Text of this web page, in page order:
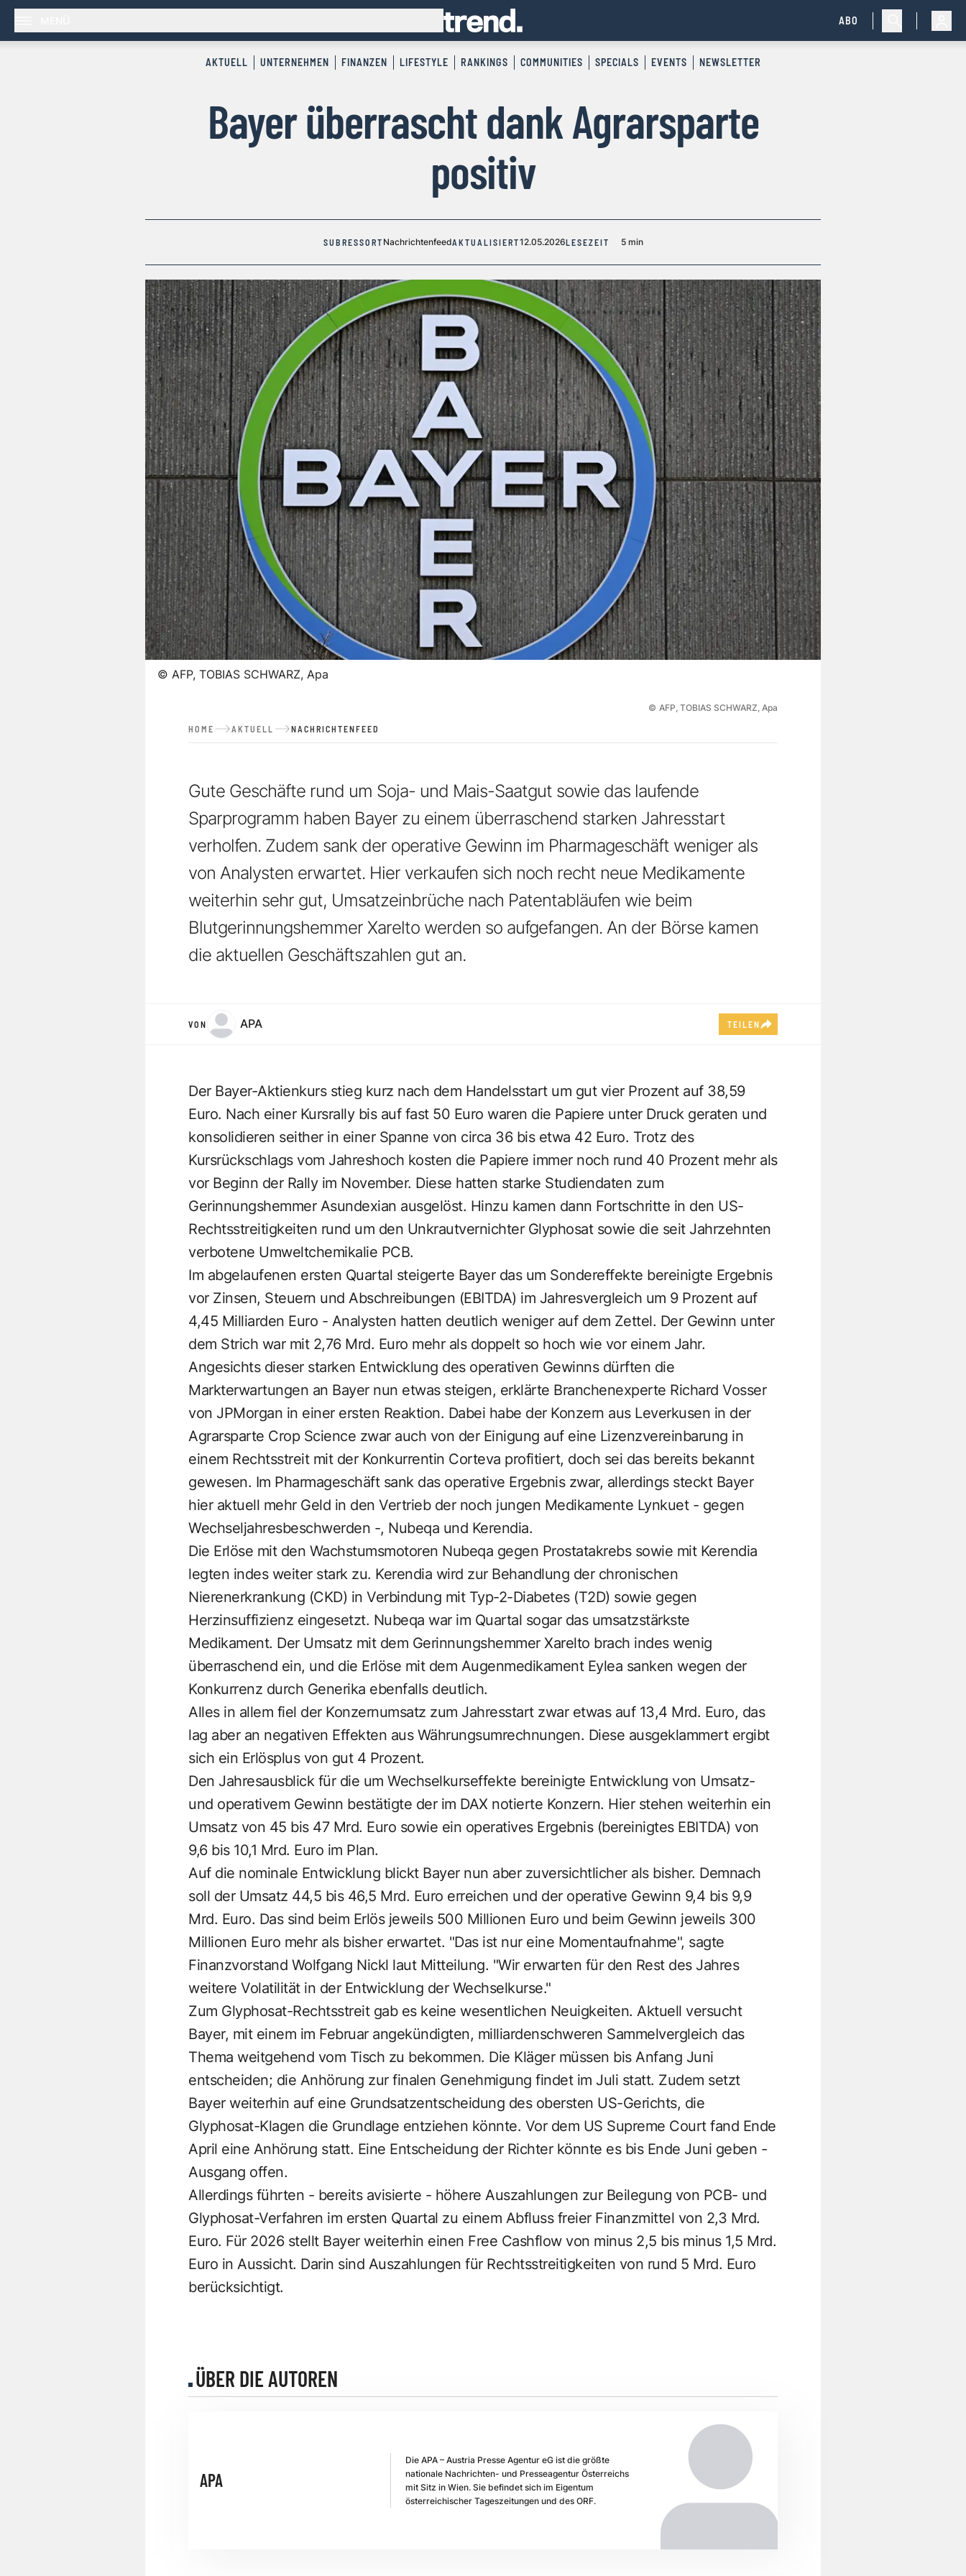
ABO
AKTUELL UNTERNEHMEN FINANZEN LIFESTYLE RANKINGS COMMUNITIES SPECIALS EVENTS NEWSLETTER
Bayer überrascht dank Agrarsparte
positiv
SUBRESSORT NachrichtenfeedAKTUALISIERT12.05.2026LESEZEIT 5 min
© AFP, TOBIAS SCHWARZ, Apa
© AFP, TOBIAS SCHWARZ, Apa
HOME AKTUELL NACHRICHTENFEED
Gute Geschäfte rund um Soja- und Mais-Saatgut sowie das laufende
Sparprogramm haben Bayer zu einem überraschend starken Jahresstart
verholfen. Zudem sank der operative Gewinn im Pharmageschäft weniger als
von Analysten erwartet. Hier verkaufen sich noch recht neue Medikamente
weiterhin sehr gut, Umsatzeinbrüche nach Patentabläufen wie beim
Blutgerinnungshemmer Xarelto werden so aufgefangen. An der Börse kamen
die aktuellen Geschäftszahlen gut an.
VON APA TEILEN
Der Bayer-Aktienkurs stieg kurz nach dem Handelsstart um gut vier Prozent auf 38,59
Euro. Nach einer Kursrally bis auf fast 50 Euro waren die Papiere unter Druck geraten und
konsolidieren seither in einer Spanne von circa 36 bis etwa 42 Euro. Trotz des
Kursrückschlags vom Jahreshoch kosten die Papiere immer noch rund 40 Prozent mehr als
vor Beginn der Rally im November. Diese hatten starke Studiendaten zum
Gerinnungshemmer Asundexian ausgelöst. Hinzu kamen dann Fortschritte in den US-
Rechtsstreitigkeiten rund um den Unkrautvernichter Glyphosat sowie die seit Jahrzehnten
verbotene Umweltchemikalie PCB.
Im abgelaufenen ersten Quartal steigerte Bayer das um Sondereffekte bereinigte Ergebnis
vor Zinsen, Steuern und Abschreibungen (EBITDA) im Jahresvergleich um 9 Prozent auf
4,45 Milliarden Euro - Analysten hatten deutlich weniger auf dem Zettel. Der Gewinn unter
dem Strich war mit 2,76 Mrd. Euro mehr als doppelt so hoch wie vor einem Jahr.
Angesichts dieser starken Entwicklung des operativen Gewinns dürften die
Markterwartungen an Bayer nun etwas steigen, erklärte Branchenexperte Richard Vosser
von JPMorgan in einer ersten Reaktion. Dabei habe der Konzern aus Leverkusen in der
Agrarsparte Crop Science zwar auch von der Einigung auf eine Lizenzvereinbarung in
einem Rechtsstreit mit der Konkurrentin Corteva profitiert, doch sei das bereits bekannt
gewesen. Im Pharmageschäft sank das operative Ergebnis zwar, allerdings steckt Bayer
hier aktuell mehr Geld in den Vertrieb der noch jungen Medikamente Lynkuet - gegen
Wechseljahresbeschwerden -, Nubeqa und Kerendia.
Die Erlöse mit den Wachstumsmotoren Nubeqa gegen Prostatakrebs sowie mit Kerendia
legten indes weiter stark zu. Kerendia wird zur Behandlung der chronischen
Nierenerkrankung (CKD) in Verbindung mit Typ-2-Diabetes (T2D) sowie gegen
Herzinsuffizienz eingesetzt. Nubeqa war im Quartal sogar das umsatzstärkste
Medikament. Der Umsatz mit dem Gerinnungshemmer Xarelto brach indes wenig
überraschend ein, und die Erlöse mit dem Augenmedikament Eylea sanken wegen der
Konkurrenz durch Generika ebenfalls deutlich.
Alles in allem fiel der Konzernumsatz zum Jahresstart zwar etwas auf 13,4 Mrd. Euro, das
lag aber an negativen Effekten aus Währungsumrechnungen. Diese ausgeklammert ergibt
sich ein Erlösplus von gut 4 Prozent.
Den Jahresausblick für die um Wechselkurseffekte bereinigte Entwicklung von Umsatz-
und operativem Gewinn bestätigte der im DAX notierte Konzern. Hier stehen weiterhin ein
Umsatz von 45 bis 47 Mrd. Euro sowie ein operatives Ergebnis (bereinigtes EBITDA) von
9,6 bis 10,1 Mrd. Euro im Plan.
Auf die nominale Entwicklung blickt Bayer nun aber zuversichtlicher als bisher. Demnach
soll der Umsatz 44,5 bis 46,5 Mrd. Euro erreichen und der operative Gewinn 9,4 bis 9,9
Mrd. Euro. Das sind beim Erlös jeweils 500 Millionen Euro und beim Gewinn jeweils 300
Millionen Euro mehr als bisher erwartet. "Das ist nur eine Momentaufnahme", sagte
Finanzvorstand Wolfgang Nickl laut Mitteilung. "Wir erwarten für den Rest des Jahres
weitere Volatilität in der Entwicklung der Wechselkurse."
Zum Glyphosat-Rechtsstreit gab es keine wesentlichen Neuigkeiten. Aktuell versucht
Bayer, mit einem im Februar angekündigten, milliardenschweren Sammelvergleich das
Thema weitgehend vom Tisch zu bekommen. Die Kläger müssen bis Anfang Juni
entscheiden; die Anhörung zur finalen Genehmigung findet im Juli statt. Zudem setzt
Bayer weiterhin auf eine Grundsatzentscheidung des obersten US-Gerichts, die
Glyphosat-Klagen die Grundlage entziehen könnte. Vor dem US Supreme Court fand Ende
April eine Anhörung statt. Eine Entscheidung der Richter könnte es bis Ende Juni geben -
Ausgang offen.
Allerdings führten - bereits avisierte - höhere Auszahlungen zur Beilegung von PCB- und
Glyphosat-Verfahren im ersten Quartal zu einem Abfluss freier Finanzmittel von 2,3 Mrd.
Euro. Für 2026 stellt Bayer weiterhin einen Free Cashflow von minus 2,5 bis minus 1,5 Mrd.
Euro in Aussicht. Darin sind Auszahlungen für Rechtsstreitigkeiten von rund 5 Mrd. Euro
berücksichtigt.
ÜBER DIE AUTOREN
APA
Die APA – Austria Presse Agentur eG ist die größte
nationale Nachrichten- und Presseagentur Österreichs
mit Sitz in Wien. Sie befindet sich im Eigentum
österreichischer Tageszeitungen und des ORF.